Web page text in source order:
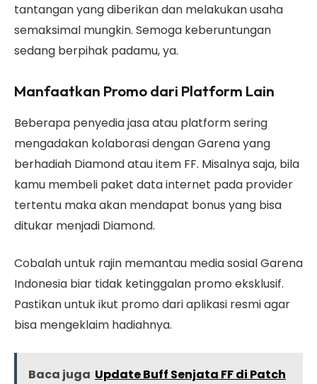
tantangan yang diberikan dan melakukan usaha
semaksimal mungkin. Semoga keberuntungan
sedang berpihak padamu, ya.
Manfaatkan Promo dari Platform Lain
Beberapa penyedia jasa atau platform sering
mengadakan kolaborasi dengan Garena yang
berhadiah Diamond atau item FF. Misalnya saja, bila
kamu membeli paket data internet pada provider
tertentu maka akan mendapat bonus yang bisa
ditukar menjadi Diamond.
Cobalah untuk rajin memantau media sosial Garena
Indonesia biar tidak ketinggalan promo eksklusif.
Pastikan untuk ikut promo dari aplikasi resmi agar
bisa mengeklaim hadiahnya.
Baca juga Update Buff Senjata FF di Patch